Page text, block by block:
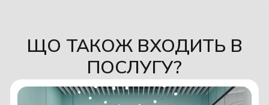
ЩО ТАКОЖ ВХОДИТЬ В
ПОСЛУГУ?